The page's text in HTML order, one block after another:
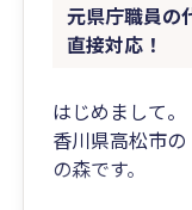
元県庁職員の
直接対応！
はじめまして。
香川県高松市
の森です。